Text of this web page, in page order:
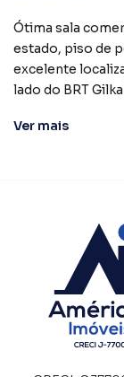
Ótima sala
estado, piso de
excelente
lado do BRT
Ver mais